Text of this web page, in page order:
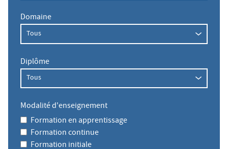
Domaine
Diplôme
Modalité d'enseignement
Formation en apprentissage
Formation continue
Formation initiale